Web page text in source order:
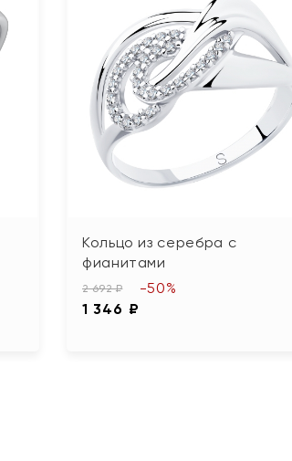
Кольцо из серебра с
фианитами
2 692 ₽
1 346 ₽
-50%